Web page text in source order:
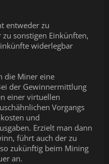
entweder zu
sonstigen Einkünften,
widerlegbar
die Miner eine
der Gewinnermittlung
einer virtuellen
Vorgangs
und
Erzielt man dann
führt auch der zu
zukünftig beim Mining
an.